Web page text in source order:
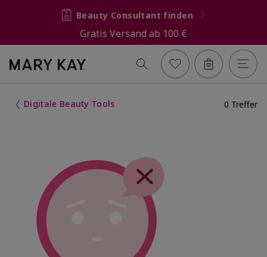
Beauty Consultant finden
Gratis Versand ab 100 €
Digitale Beauty Tools 0 Treffer